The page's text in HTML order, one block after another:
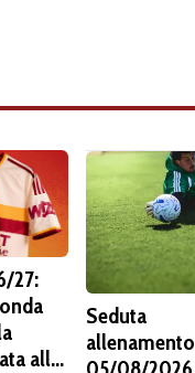
27:
alla
Seduta
allenamento